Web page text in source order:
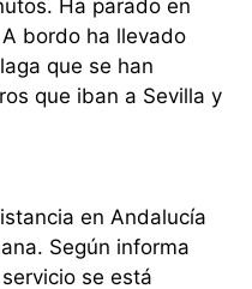
Ha parado en
bordo ha llevado
que se han
que iban a Sevilla y
en Andalucía
Según informa
se está